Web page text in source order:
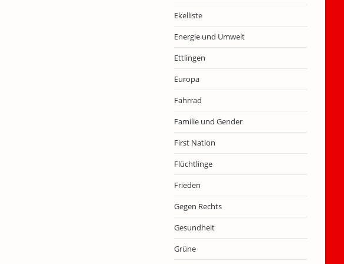
Ekelliste
Energie und Umwelt
Ettlingen
Europa
Fahrrad
Familie und Gender
First Nation
Flüchtlinge
Frieden
Gegen Rechts
Gesundheit
Grüne